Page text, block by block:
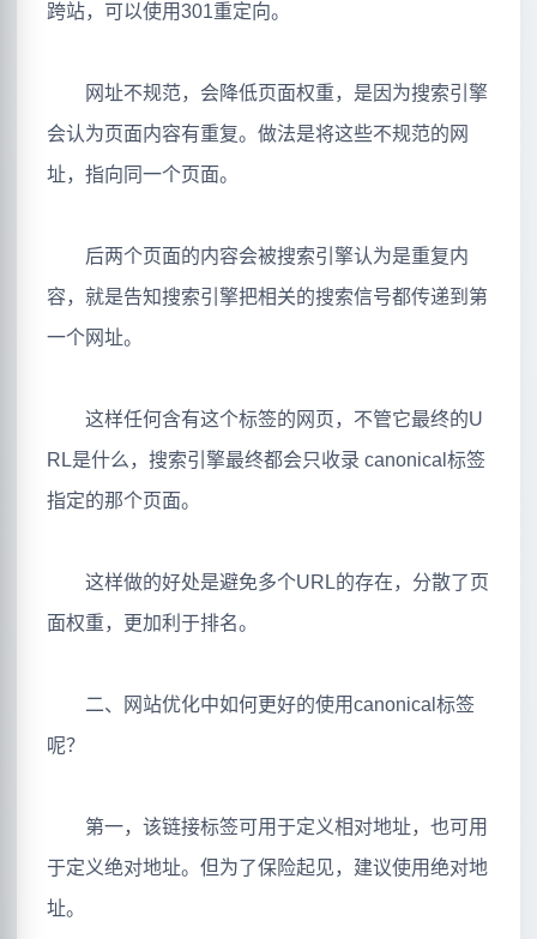
跨站，可以使用301重定向。
网址不规范，会降低页面权重，是因为搜索引擎
会认为页面内容有重复。做法是将这些不规范的网
址，指向同一个页面。
后两个页面的内容会被搜索引擎认为是重复内
容，就是告知搜索引擎把相关的搜索信号都传递到第
一个网址。
这样任何含有这个标签的网页，不管它最终的U
RL是什么，搜索引擎最终都会只收录 canonical标签
指定的那个页面。
这样做的好处是避免多个URL的存在，分散了页
面权重，更加利于排名。
二、网站优化中如何更好的使用canonical标签
呢？
第一，该链接标签可用于定义相对地址，也可用
于定义绝对地址。但为了保险起见，建议使用绝对地
址。